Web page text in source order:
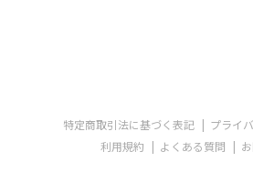
特定商取引法に基づく表記
プライ
利用規約
よくある質問